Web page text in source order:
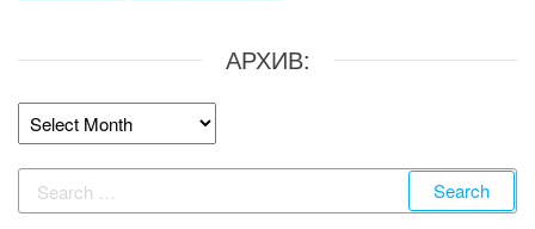
АРХИВ:
Архив:
Search
for: